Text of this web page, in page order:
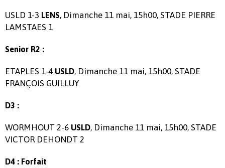
USLD 1-3 LENS, Dimanche 11 mai, 15h00, STADE PIERRE
LAMSTAES 1
Senior R2 :
ETAPLES 1-4 USLD, Dimanche 11 mai, 15h00, STADE
FRANÇOIS GUILLUY
D3 :
WORMHOUT 2-6 USLD, Dimanche 11 mai, 15h00, STADE
VICTOR DEHONDT 2
D4 : Forfait